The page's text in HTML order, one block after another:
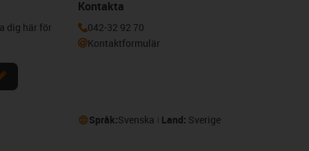
dig här för
Kontakta
042-32 92 70
Kontaktformulär
Språk:Svenska Land: Sverige